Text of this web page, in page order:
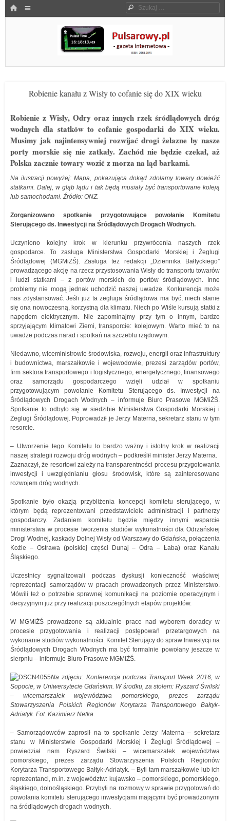
HOME Szukaj
Pulsarowy.pl
Robienie kanału z Wisły to cofanie się do XIX wieku
Robienie z Wisły, Odry oraz innych rzek śródlądowych dróg
wodnych dla statków to cofanie gospodarki do XIX wieku.
Musimy jak najintensywniej rozwijać drogi żelazne by nasze
porty morskie się nie zatkały. Zachód nie będzie czekał, aż
Polska zacznie towary wozić z morza na ląd barkami.
Na ilustracji powyżej: Mapa, pokazująca dokąd zdołamy towary dowieźć
statkami. Dalej, w głąb lądu i tak będą musiały być transportowane koleją
lub samochodami. Źródło: ONZ.
Zorganizowano spotkanie przygotowujące powołanie Komitetu
Sterującego ds. Inwestycji na Śródlądowych Drogach Wodnych.
Uczyniono kolejny krok w kierunku przywrócenia naszych rzek
gospodarce. To zasługa Ministerstwa Gospodarki Morskiej i Żeglugi
Śródlądowej (MGMiŻŚ). Zasługa też redakcji „Dziennika Bałtyckiego”
prowadzącego akcję na rzecz przystosowania Wisły do transportu towarów
i ludzi statkami – z portów morskich do portów śródlądowych. Inne
problemy nie mogą jednak uchodzić naszej uwadze. Konkurencja może
nas zdystansować. Jeśli już ta żegluga śródlądowa ma być, niech stanie
się ona nowoczesną, korzystną dla klimatu. Niech po Wiśle kursują statki z
napędem elektrycznym. Nie zapominajmy przy tym o innym, bardzo
sprzyjającym klimatowi Ziemi, transporcie: kolejowym. Warto mieć to na
uwadze podczas narad i spotkań na szczeblu rządowym.
Niedawno, wiceministrowie środowiska, rozwoju, energii oraz infrastruktury
i budownictwa, marszałkowie i wojewodowie, prezesi zarządów portów,
firm sektora transportowego i logistycznego, energetycznego, finansowego
oraz samorządu gospodarczego wzięli udział w spotkaniu
przygotowującym powołanie Komitetu Sterującego ds. Inwestycji na
Śródlądowych Drogach Wodnych – informuje Biuro Prasowe MGMiŻŚ.
Spotkanie to odbyło się w siedzibie Ministerstwa Gospodarki Morskiej i
Żeglugi Śródlądowej. Poprowadził je Jerzy Materna, sekretarz stanu w tym
resorcie.
– Utworzenie tego Komitetu to bardzo ważny i istotny krok w realizacji
naszej strategii rozwoju dróg wodnych – podkreślił minister Jerzy Materna.
Zaznaczył, że resortowi zależy na transparentności procesu przygotowania
inwestycji i uwzględnianiu głosu środowisk, które są zainteresowane
rozwojem dróg wodnych.
Spotkanie było okazją przybliżenia koncepcji komitetu sterującego, w
którym będą reprezentowani przedstawiciele administracji i partnerzy
gospodarczy. Zadaniem komitetu będzie między innymi wsparcie
ministerstwa w procesie tworzenia studiów wykonalności dla Odrzańskiej
Drogi Wodnej, kaskady Dolnej Wisły od Warszawy do Gdańska, połączenia
Koźle – Ostrawa (polskiej części Dunaj – Odra – Łaba) oraz Kanału
Śląskiego.
Uczestnicy sygnalizowali podczas dyskusji konieczność właściwej
reprezentacji samorządów w pracach prowadzonych przez Ministerstwo.
Mówili też o potrzebie sprawnej komunikacji na poziomie operacyjnym i
decyzyjnym już przy realizacji poszczególnych etapów projektów.
W MGMiŻŚ prowadzone są aktualnie prace nad wyborem doradcy w
procesie przygotowania i realizacji postępowań przetargowych na
wykonanie studiów wykonalności. Komitet Sterujący do spraw Inwestycji na
Śródlądowych Drogach Wodnych ma być formalnie powołany jeszcze w
sierpniu – informuje Biuro Prasowe MGMiŻŚ.
Na zdjęciu: Konferencja podczas Transport Week 2016, w
Sopocie, w Uniwersytecie Gdańskim. W środku, za stołem: Ryszard Świlski
– wicemarszałek województwa pomorskiego, prezes zarządu
Stowarzyszenia Polskich Regionów Korytarza Transportowego Bałtyk-
Adriatyk. Fot. Kazimierz Netka.
– Samorządowców zaprosił na to spotkanie Jerzy Materna – sekretarz
stanu w Ministerstwie Gospodarki Morskiej i Żeglugi Śródlądowej –
powiedział nam Ryszard Świlski – wicemarszałek województwa
pomorskiego, prezes zarządu Stowarzyszenia Polskich Regionów
Korytarza Transportowego Bałtyk-Adriatyk. – Byli tam marszałkowie lub ich
reprezentanci, m.in. z województw: kujawsko – pomorskiego, pomorskiego,
śląskiego, dolnośląskiego. Przybyli na rozmowy w sprawie przygotowań do
powołania komitetu sterującego inwestycjami mającymi być prowadzonymi
na śródlądowych drogach wodnych.